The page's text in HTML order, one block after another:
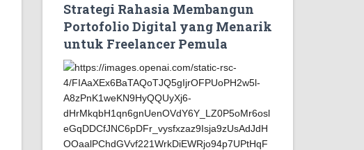
Strategi Rahasia Membangun
Portofolio Digital yang Menarik
untuk Freelancer Pemula